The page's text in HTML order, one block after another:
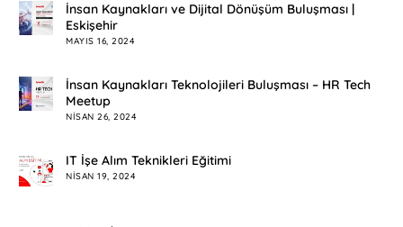
İnsan Kaynakları ve Dijital Dönüşüm Buluşması |
Eskişehir
MAYIS 16, 2024
İnsan Kaynakları Teknolojileri Buluşması – HR Tech
Meetup
NISAN 26, 2024
IT İşe Alım Teknikleri Eğitimi
NISAN 19, 2024